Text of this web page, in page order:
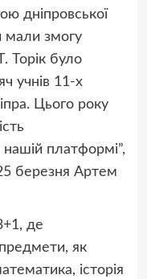
дніпровської
мали змогу
Торік було
учнів 11-х
Цього року
платформі”,
березня Артем
де
як
історія